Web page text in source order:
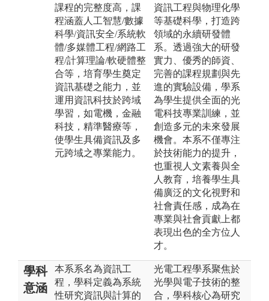
課程的完整度高，課
程涵蓋人工智慧/數據
科學/資訊安全/系統軟
體/多媒體工程/網路工
程/計算理論/軟硬體整
合等，培育學生奠定
資訊基礎之能力，並
運用資訊科技於跨域
學習，如電機，金融
科技，精準醫療等，
使學生具備資訊及多
元跨域之專業能力。
資訊工程與物理化學
等基礎科學，打造跨
領域的永續研發體
系。透過強大的研發
實力、優秀的師資、
完善的課程規劃與先
進的實驗設備，學系
為學生提供全面的光
電科技專業訓練，並
創造多元的未來發展
機會。本系不僅專注
於技術能力的提升，
也重視人文素養與全
人教育，培養學生具
備廣泛的文化視野和
社會責任感，成為在
專業與社會貢獻上都
表現出色的全方位人
才。
學科
意涵
本系系名為資訊工
程，學科定義為系統
性研究資訊與計算的
光電工程學系聚焦於
光學與電子技術的整
合，學科核心為研究